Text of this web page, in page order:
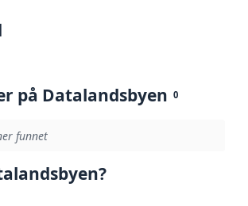
på Datalandsbyen 0
funnet